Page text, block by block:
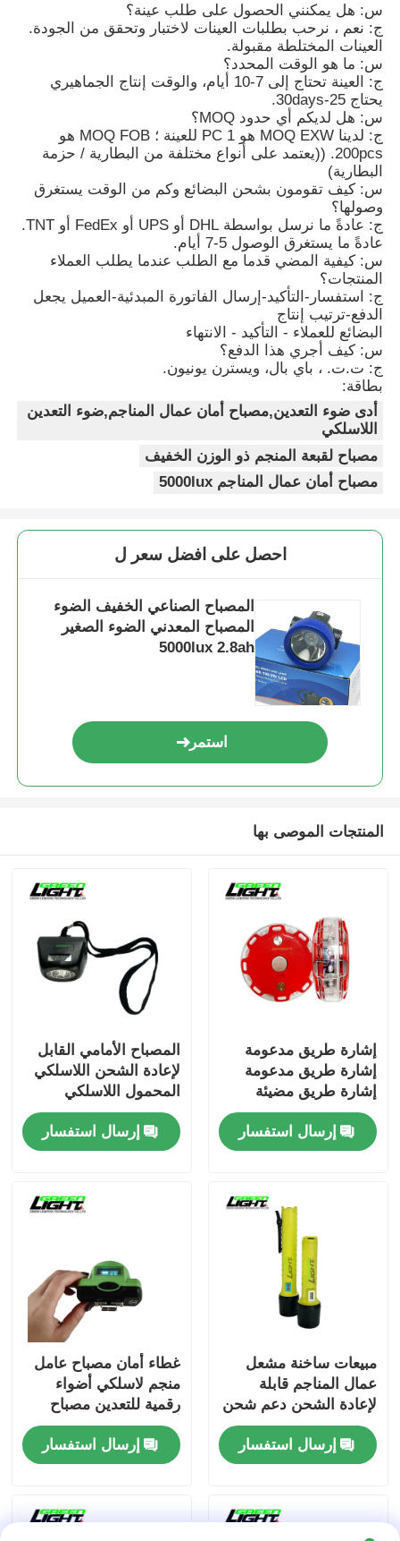
س: هل يمكنني الحصول على طلب عينة؟
ج: نعم ، نرحب بطلبات العينات لاختبار وتحقق من الجودة.
العينات المختلطة مقبولة.
س: ما هو الوقت المحدد؟
ج: العينة تحتاج إلى 7-10 أيام، والوقت إنتاج الجماهيري
يحتاج 25-30days.
س: هل لديكم أي حدود MOQ؟
ج: لدينا MOQ EXW هو 1 PC للعينة ؛ MOQ FOB هو
200pcs. ((يعتمد على أنواع مختلفة من البطارية / حزمة
البطارية)
س: كيف تقومون بشحن البضائع وكم من الوقت يستغرق
وصولها؟
ج: عادةً ما نرسل بواسطة DHL أو UPS أو FedEx أو TNT.
عادةً ما يستغرق الوصول 5-7 أيام.
س: كيفية المضي قدما مع الطلب عندما يطلب العملاء
المنتجات؟
ج: استفسار-التأكيد-إرسال الفاتورة المبدئية-العميل يجعل
الدفع-ترتيب إنتاج
البضائع للعملاء - التأكيد - الانتهاء
س: كيف أجري هذا الدفع؟
ج: ت.ت. ، باي بال، ويسترن يونيون.
بطاقة:
أدى ضوء التعدين,مصباح أمان عمال المناجم,ضوء التعدين
اللاسلكي
مصباح لقبعة المنجم ذو الوزن الخفيف
مصباح أمان عمال المناجم 5000lux
احصل على افضل سعر ل
المصباح الصناعي الخفيف الضوء
المصباح المعدني الضوء الصغير
5000lux 2.8ah
استمر
المنتجات الموصى بها
إشارة طريق مدعومة
إشارة طريق مدعومة
إشارة طريق مضيئة
إشارة تحذير إشارة مرور
إشارات مرور إشارة
تحذير الطريق
إرسال استفسار
المصباح الأمامي القابل
لإعادة الشحن اللاسلكي
المحمول اللاسلكي
100000H للتطبيقات
الصناعية تحت الأرض
إرسال استفسار
مبيعات ساخنة مشعل
عمال المناجم قابلة
لإعادة الشحن دعم شحن
USB مع منفذ شحن
مغناطيسي IP68
للصناعات الصناعية
إرسال استفسار
غطاء أمان مصباح عامل
منجم لاسلكي أضواء
رقمية للتعدين مصباح
أمامي للتعدين مصباح
أمامي قابل لإعادة
الشحن مقاوم للماء
إرسال استفسار